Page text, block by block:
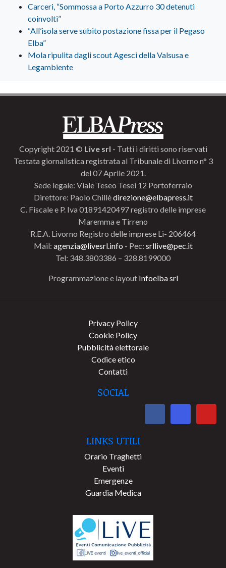
Carceri, “Sommossa a Porto Azzurro 30 detenuti
coinvolti”
“All’isola serve subito postazione fissa per il Pegaso
Elba”
Mola ripulita dagli scout Agesci della Valsusa e
Legambiente
Copyright 2021 © Live srl - Tutti i diritti sono riservati
Testata giornalistica registrata al Tribunale di Livorno n° 3
del 07 Aprile 2021.
Sede legale: Viale Teseo Tesei 12 Portoferraio
Direttore: Paolo Chillèdirezione@elbapress.it
C. Fiscale e P. Iva 01891420497 registro delle imprese
Maremma e Tirreno
R.E.A. Livorno Registro delle imprese Li- 206464
Mail: agenzia@livesrl.info - Pec: srllive@pec.it
Tel: 348.3803386 – 328.8199000
Programmazione e layout Infoelba srl
Privacy Policy
Cookie Policy
Pubblicità elettorale
Codice etico
Contatti
SOCIAL
LINKS UTILI
Orario Traghetti
Eventi
Emergenze
Guardia Medica